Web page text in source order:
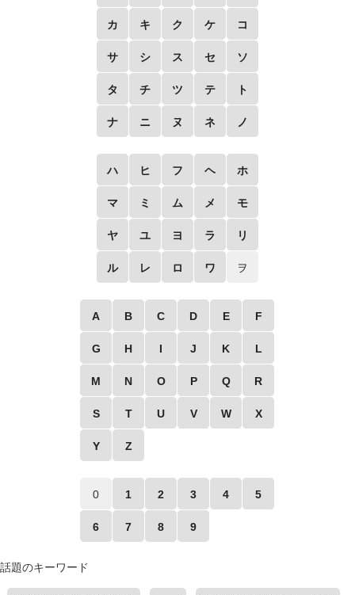
カ キ ク ケ コ
サ シ ス セ ソ
タ チ ツ テ ト
ナ ニ ヌ ネ ノ
ハ ヒ フ ヘ ホ
マ ミ ム メ モ
ヤ ユ ヨ ラ リ
ル レ ロ ワ ヲ
A B C D E F
G H I J K L
M N O P Q R
S T U V W X
Y Z
0 1 2 3 4 5
6 7 8 9
話題のキーワード